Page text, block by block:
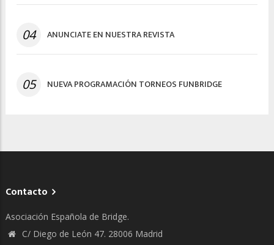
04 ANUNCIATE EN NUESTRA REVISTA
05 NUEVA PROGRAMACIÓN TORNEOS FUNBRIDGE
Contacto
Asociación Española de Bridge.
C/ Diego de León 47. 28006 Madrid